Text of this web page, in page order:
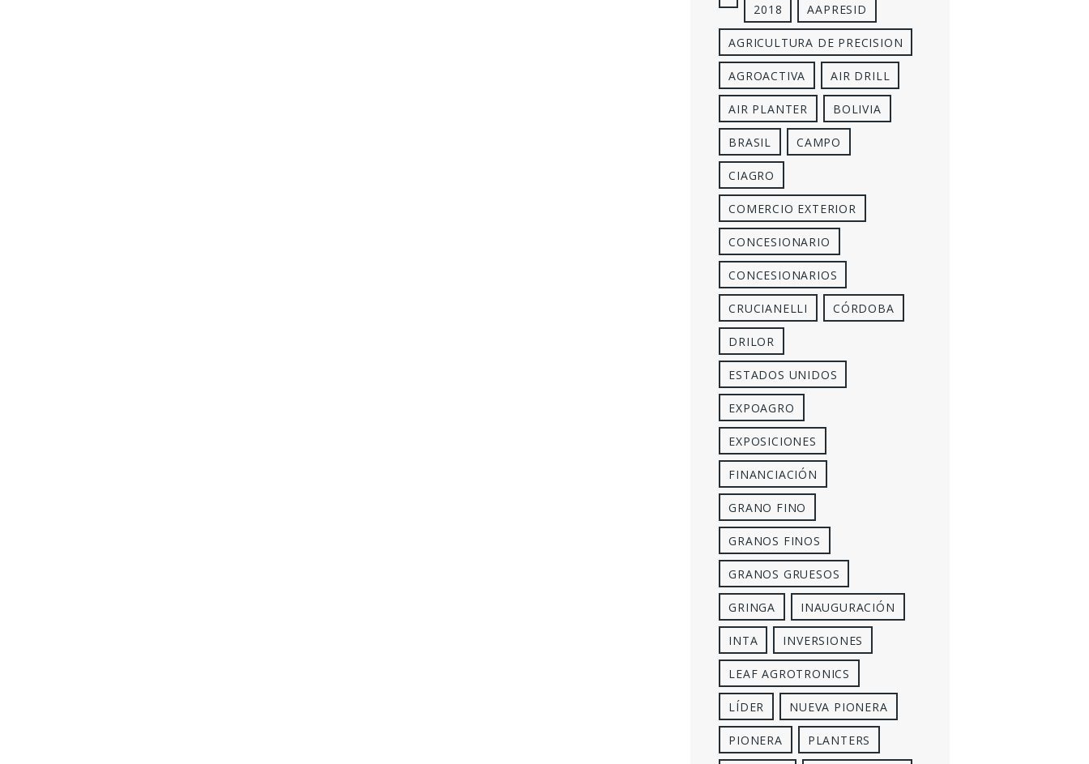
2018 AAPRESID
AGRICULTURA DE PRECISION
AGROACTIVA AIR DRILL
AIR PLANTER BOLIVIA
BRASIL CAMPO
CIAGRO
COMERCIO EXTERIOR
CONCESIONARIO
CONCESIONARIOS
CRUCIANELLI CÓRDOBA
DRILOR
ESTADOS UNIDOS
EXPOAGRO
EXPOSICIONES
FINANCIACIÓN
GRANO FINO
GRANOS FINOS
GRANOS GRUESOS
GRINGA INAUGURACIÓN
INTA INVERSIONES
LEAF AGROTRONICS
LÍDER NUEVA PIONERA
PIONERA PLANTERS